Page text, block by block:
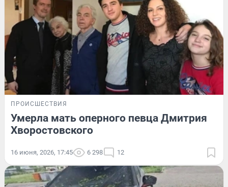
ПРОИСШЕСТВИЯ
Умерла мать оперного певца Дмитрия
Хворостовского
16 июня, 2026, 17:45 6 298 12